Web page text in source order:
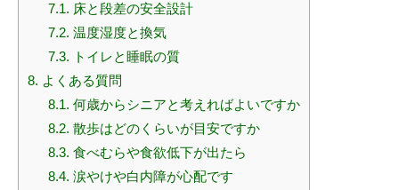
7.1. 床と段差の安全設計
7.2. 温度湿度と換気
7.3. トイレと睡眠の質
8. よくある質問
8.1. 何歳からシニアと考えればよいですか
8.2. 散歩はどのくらいが目安ですか
8.3. 食べむらや食欲低下が出たら
8.4. 涙やけや白内障が心配です